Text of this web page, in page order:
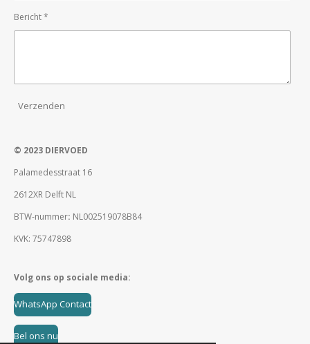
Bericht *
Verzenden
© 2023 DIERVOED
Palamedesstraat 16
2612XR Delft NL
BTW-nummer: NL002519078B84
KVK: 75747898
Volg ons op sociale media:
WhatsApp Contact
Bel ons nu